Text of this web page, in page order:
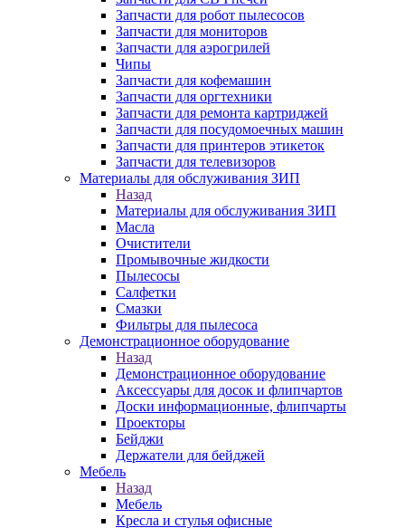
Запчасти для робот пылесосов
Запчасти для мониторов
Запчасти для аэрогрилей
Чипы
Запчасти для кофемашин
Запчасти для оргтехники
Запчасти для ремонта картриджей
Запчасти для посудомоечных машин
Запчасти для принтеров этикеток
Запчасти для телевизоров
Материалы для обслуживания ЗИП
Назад
Материалы для обслуживания ЗИП
Масла
Очистители
Промывочные жидкости
Пылесосы
Салфетки
Смазки
Фильтры для пылесоса
Демонстрационное оборудование
Назад
Демонстрационное оборудование
Аксессуары для досок и флипчартов
Доски информационные, флипчарты
Проекторы
Бейджи
Держатели для бейджей
Мебель
Назад
Мебель
Кресла и стулья офисные